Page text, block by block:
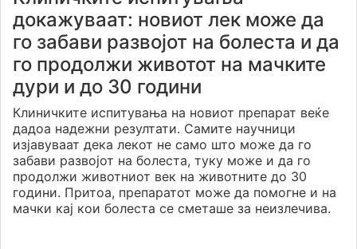
докажуваат: новиот лек може да
го забави развојот на болеста и да
го продолжи животот на мачките
дури и до 30 години
Клиничките испитувања на новиот препарат веќе
дадоа надежни резултати. Самите научници
изјавуваат дека лекот не само што може да го
забави развојот на болеста, туку може и да го
продолжи животниот век на животните до 30
години. Притоа, препаратот може да помогне и на
мачки кај кои болеста се сметаше за неизлечива.